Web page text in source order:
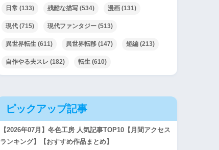
日常 (133) 残酷な描写 (534) 漫画 (131)
現代 (715) 現代ファンタジー (513)
異世界転生 (611) 異世界転移 (147) 短編 (213)
自作やる夫スレ (182) 転生 (610)
ピックアップ記事
【2026年07月】冬色工房 人気記事TOP10【月間アクセス
ランキング】【おすすめ作品まとめ】